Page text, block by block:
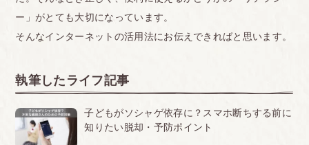
ー」がとても大切になっています。
そんなインターネットの活用法にお伝えできればと思います。
執筆したライフ記事
子どもがソシャゲ依存に？スマホ断ちする前に
知りたい脱却・予防ポイント